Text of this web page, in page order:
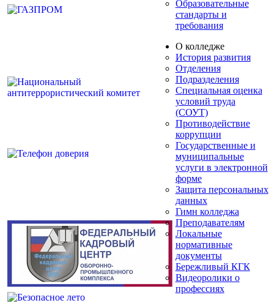
Образовательные
стандарты и
требования
О колледже
История развития
Отделения
Подразделения
Специальная оценка
условий труда
(СОУТ)
Противодействие
коррупции
Государственные и
муниципальные
услуги в электронной
форме
Защита персональных
данных
Гимн колледжа
Преподавателям
Локальные
нормативные
документы
Бережливый КГК
Видеоролики о
профессиях